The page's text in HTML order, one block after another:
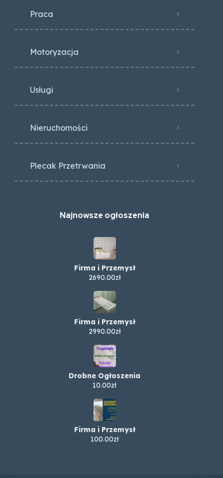
Praca
Motoryzacja
Usługi
Nieruchomości
Plecak Przetrwania
Najnowsze ogłoszenia
Firma i Przemysł
2690.00zł
Firma i Przemysł
2990.00zł
Drobne Ogłoszenia
10.00zł
Firma i Przemysł
100.00zł